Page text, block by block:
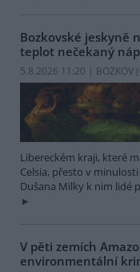
Bozkovské jeskyně
teplot nečekaný
5.8.2026 11:20 | BOZKOV (
Libereckém kraji, které
Celsia, přesto v
Dušana Milky k nim lidé
V pěti zemích
environmentální